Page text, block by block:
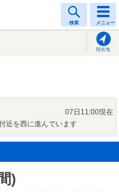
検索 メニュー
現在地
07日11:00現在
近を西に進んでいます
)